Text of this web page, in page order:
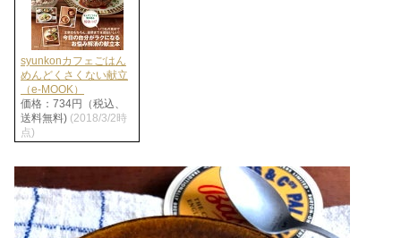
syunkonカフェごはん
めんどくさくない献立
（e-MOOK）
価格：734円（税込、
送料無料) (2018/3/2時
点)